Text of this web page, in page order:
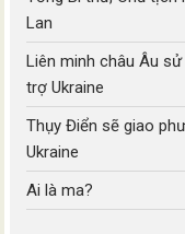
Lan
Liên minh châu Âu
trợ Ukraine
Thụy Điển sẽ giao
Ukraine
Ai là ma?